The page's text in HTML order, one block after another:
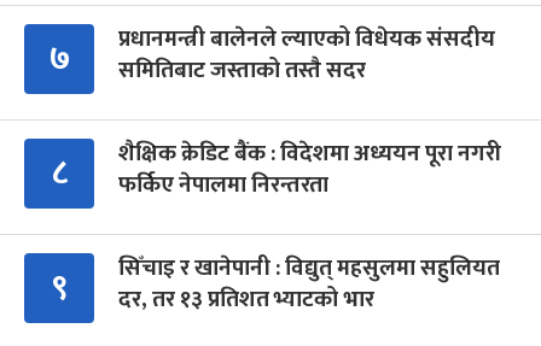
७
प्रधानमन्त्री बालेनले ल्याएको विधेयक संसदीय
समितिबाट जस्ताको तस्तै सदर
८
शैक्षिक क्रेडिट बैंक : विदेशमा अध्ययन पूरा नगरी
फर्किए नेपालमा निरन्तरता
९
सिँचाइ र खानेपानी : विद्युत् महसुलमा सहुलियत
दर, तर १३ प्रतिशत भ्याटको भार